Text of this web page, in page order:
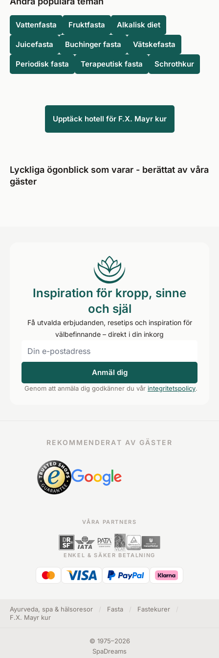
Vattenfasta Fruktfasta Alkalisk diet
Juicefasta Buchinger fasta Vätskefasta
Periodisk fasta Terapeutisk fasta Schrothkur
Upptäck hotell för F.X. Mayr kur
Lyckliga ögonblick som varar - berättat av våra
gäster
Inspiration för kropp, sinne
och själ
Få utvalda erbjudanden, resetips och inspiration för
välbefinnande – direkt i din inkorg
Anmäl dig
Genom att anmäla dig godkänner du vår integritetspolicy.
REKOMMENDERAT AV GÄSTER
VÅRA PARTNERS
ENKEL & SÄKER BETALNING
Ayurveda, spa & hälsoresor Fasta Fastekurer
F.X. Mayr kur
© 1975–2026
SpaDreams